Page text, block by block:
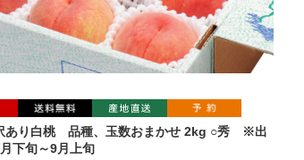
あり白桃 品種、玉数おまかせ 2kg ○秀 ※出
下旬～9月上旬